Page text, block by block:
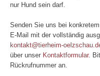
nur Hund sein darf.
Senden Sie uns bei
E-Mail mit der vollständig
kontakt@tierheim-
über unser Kontaktformular.
Rückrufnummer an.